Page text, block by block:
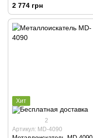
2 774 грн
Хит
2
Артикул: MD-4090